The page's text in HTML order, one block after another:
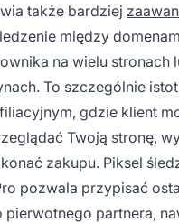
także bardziej
między
na wielu stronach
To szczególnie
gdzie klient
Twoją stronę,
zakupu. Piksel
pozwala przypisać
pierwotnego partnera,